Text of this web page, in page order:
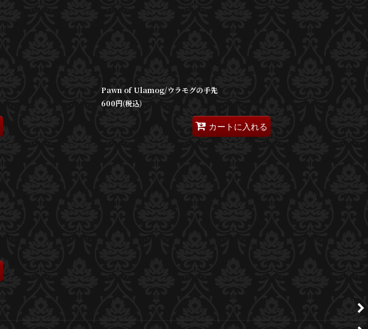
Pawn of Ulamog/ウラモグの手先
600円(税込)
カートに入れる